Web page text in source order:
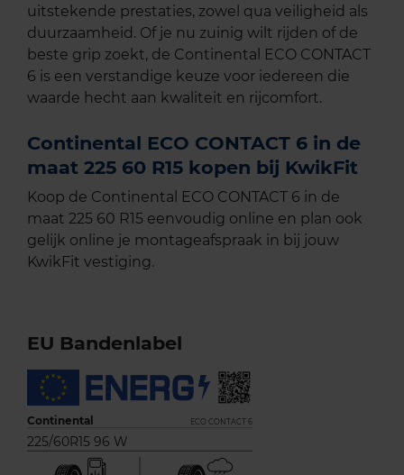
uitstekende prestaties, zowel qua veiligheid als
duurzaamheid. Of je nu zuinig wilt rijden of de
beste grip zoekt, de Continental ECO CONTACT
6 is een verstandige keuze voor iedereen die
waarde hecht aan kwaliteit en rijcomfort.
Continental ECO CONTACT 6 in de
maat 225 60 R15 kopen bij KwikFit
Koop de Continental ECO CONTACT 6 in de
maat 225 60 R15 eenvoudig online en plan ook
gelijk online je montageafspraak in bij jouw
KwikFit vestiging.
EU Bandenlabel
Continental ECO CONTACT 6
225/60R15 96 W